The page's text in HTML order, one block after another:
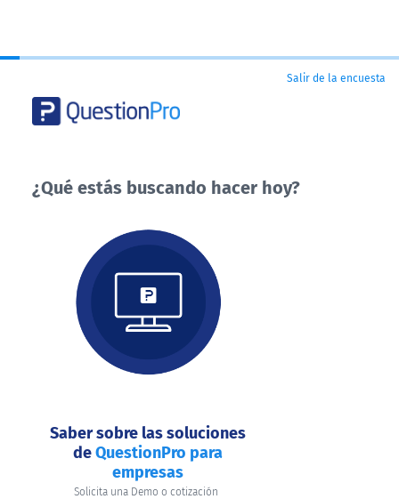
Salir de la encuesta
¿Qué estás buscando hacer hoy?
buscando
hacer
Saber sobre las soluciones
deQuestionPro para
empresas
Solicita una Demo o cotización